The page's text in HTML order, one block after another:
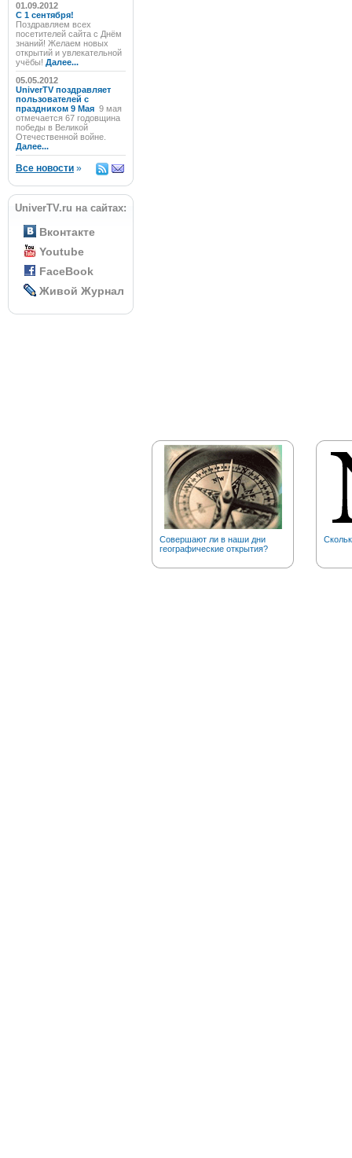
01.09.2012
C 1 сентября!
Поздравляем всех
посетителей сайта с Днём
знаний! Желаем новых
открытий и увлекательной
учёбы! Далее...
05.05.2012
UniverTV поздравляет
пользователей с
праздником 9 Мая 9 мая
отмечается 67 годовщина
победы в Великой
Отечественной войне.
Далее...
Все новости »
UniverTV.ru на сайтах:
Вконтакте
Youtube
FaceBook
Живой Журнал
Совершают ли в наши дни
географические открытия?